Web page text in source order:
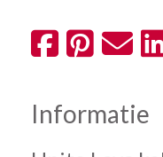
Informatie